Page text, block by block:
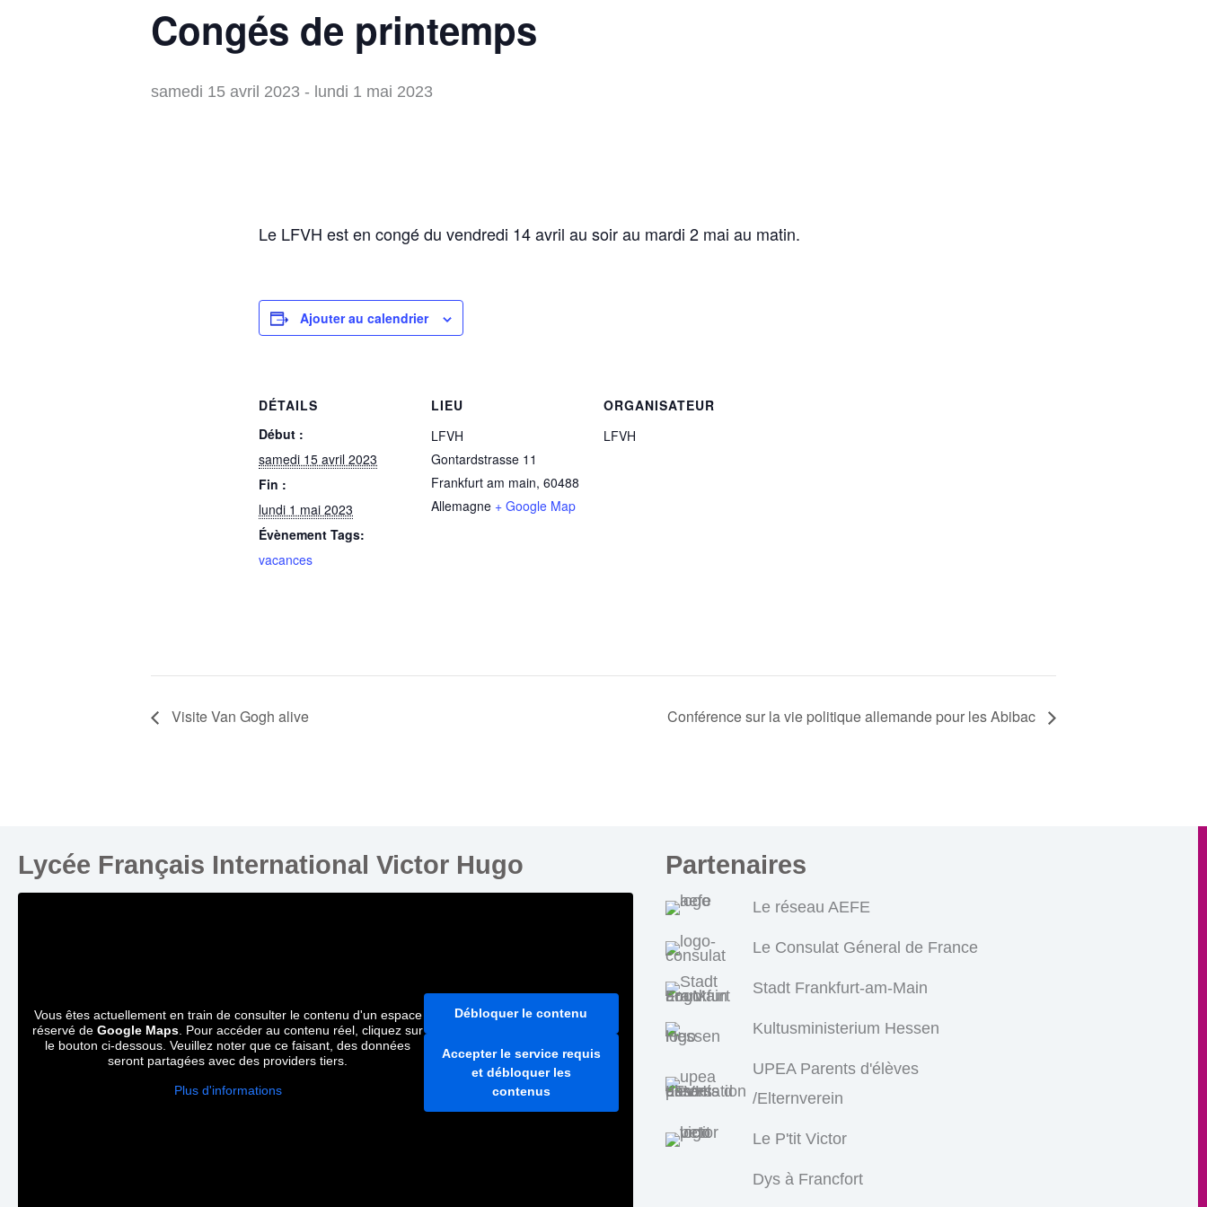
Congés de printemps
samedi 15 avril 2023 - lundi 1 mai 2023
Le LFVH est en congé du vendredi 14 avril au soir au mardi 2 mai au matin.
Ajouter au calendrier
DÉTAILS
Début :
samedi 15 avril 2023
Fin :
lundi 1 mai 2023
Évènement Tags:
vacances
LIEU
LFVH
Gontardstrasse 11
Frankfurt am main, 60488
Allemagne + Google Map
ORGANISATEUR
LFVH
Visite Van Gogh alive Conférence sur la vie politique allemande pour les Abibac
Lycée Français International Victor Hugo
Vous êtes actuellement en train de consulter le contenu d'un espace
réservé deGoogle Maps . Pour accéder au contenu réel, cliquez sur
le bouton ci-dessous. Veuillez noter que ce faisant, des données
seront partagées avec des providers tiers.
Plus d'informations
Débloquer le contenu
Accepter le service requis
et débloquer les
contenus
Partenaires
Le réseau AEFE
Le Consulat Géneral de France
Stadt Frankfurt-am-Main
Kultusministerium Hessen
UPEA Parents d'élèves
/Elternverein
Le P'tit Victor
Dys à Francfort